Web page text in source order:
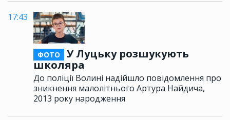
17:43
ФОТО
У Луцьку розшукують
школяра
До поліції Волині надійшло повідомлення про
зникнення малолітнього Артура Найдича,
2013 року народження